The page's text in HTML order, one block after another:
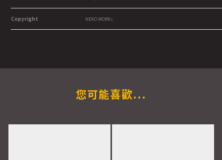
Copyright NEKO WORKs
您可能喜歡...